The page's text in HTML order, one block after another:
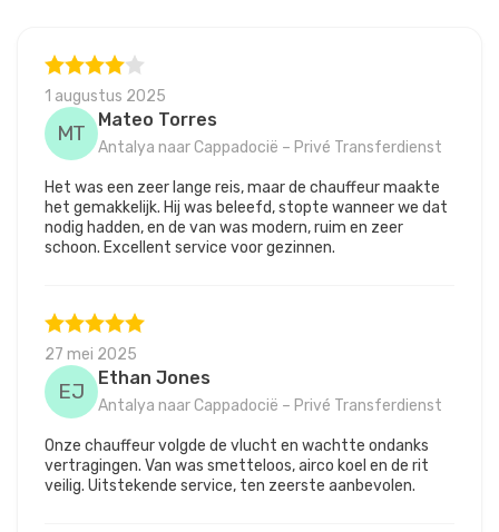
1 augustus 2025
MT
Mateo Torres
Antalya naar Cappadocië – Privé Transferdienst
Het was een zeer lange reis, maar de chauffeur maakte
het gemakkelijk. Hij was beleefd, stopte wanneer we dat
nodig hadden, en de van was modern, ruim en zeer
schoon. Excellent service voor gezinnen.
27 mei 2025
EJ
Ethan Jones
Antalya naar Cappadocië – Privé Transferdienst
Onze chauffeur volgde de vlucht en wachtte ondanks
vertragingen. Van was smetteloos, airco koel en de rit
veilig. Uitstekende service, ten zeerste aanbevolen.